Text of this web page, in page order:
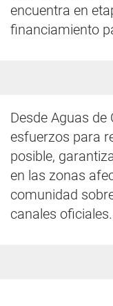
encuentra en
financiamiento
Desde Aguas
esfuerzos para
posible,
en las zonas
comunidad
canales oficiales.